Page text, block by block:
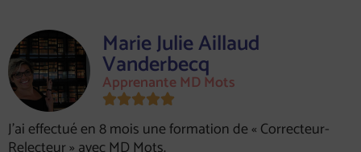
Marie Julie Aillaud
Vanderbecq
Apprenante MD Mots

J’ai effectué en 8 mois une formation de « Correcteur-